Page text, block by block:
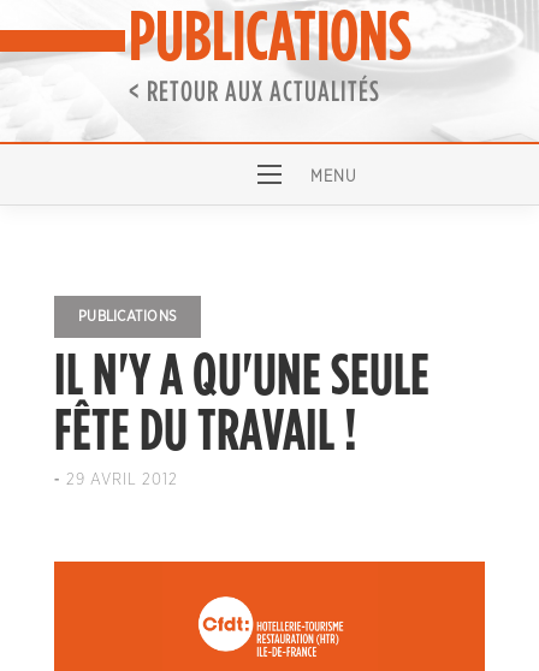
PUBLICATIONS
< RETOUR AUX ACTUALITÉS
PUBLICATIONS
IL N'Y A QU'UNE SEULE
FÊTE DU TRAVAIL !
- 29 AVRIL 2012